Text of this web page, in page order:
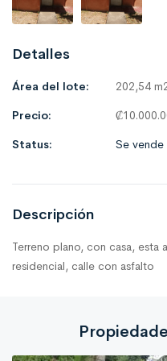
Detalles
Área del lote:
202,54
Precio:
₡
Status:
Se vende
Descripción
Terreno plano, con casa, esta
residencial, calle con asfalto